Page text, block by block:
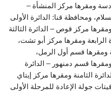
ومقرها مركز المنشأة –
ومحافظة قنا: الدائرة الأولى
مركز قوص – الدائرة الثالثة
ومقرها مركز أبو تشت،
ومقرها قسم أول الرمل،
قسم دمنهور – الدائرة
الثامنة ومقرها مركز إيتاي
جولة الإعادة للمرحلة الأولى